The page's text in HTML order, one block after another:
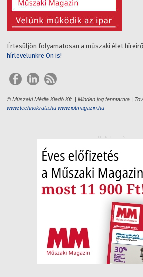
Értesüljön folyamatosan a műszaki élet
hírlevelünkre Ön is!
© Műszaki Média Kiadó Kft. | Minden jog fenntartva |
www.technokrata.hu www.iotmagazin.hu
HIRDETÉS